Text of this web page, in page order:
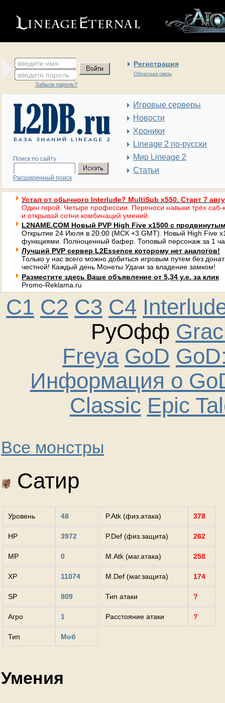
введите имя Регистрация
Обратная связь
введите пароль
Забыли пароль?
Поиск по сайту
Расширенный поиск
Игровые серверы
Новости
Хроники
Lineage 2 по-русски
Мир Lineage 2
Статьи
Устал от обычного Interlude? MultiSub x550. Старт 7
Один герой. Четыре профессии. Переноси навыки трёх саб-
и открывай сотни комбинаций умений.
L2NAME.COM Новый PVP High Five x1500 с
Открытие 24 Июля в 20:00 (МСК +3 GMT). Новый High Five
функциями. Полноценный бафер. Топовый персонаж за 1
Лучший PVP сервер L2Essence которому нет аналогов!
Только у нас всего можно добиться игровым путем без
честной! Каждый день Монеты Удачи за владение замком!
Разместите здесь Ваше объявление от 5,34 у.е. за клик
Promo-Reklama.ru
C1 C2 C3 C4
РуОфф
Freya GoD
Информация о
Classic Epic
Все монстры
Сатир
Уровень 48
HP 3972
MP 0
XP 11074
SP 809
Агро 1
Тип Моб
P.Atk (физ.атака) 378
P.Def (физ.защита) 262
M.Atk (маг.атака) 258
M.Def (маг.защита) 174
Тип атаки ?
Расстояние атаки ?
Умения